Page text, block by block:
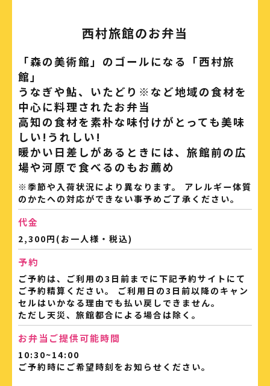
西村旅館のお弁当
「森の美術館」のゴールになる「西村旅
館」
うなぎや鮎、いたどり※など地域の食材を
中心に料理されたお弁当
高知の食材を素朴な味付けがとっても美味
しい!うれしい!
暖かい日差しがあるときには、旅館前の広
場や河原で食べるのもお薦め
※季節や入荷状況により異なります。 アレルギー体質
のかたへの対応ができない事予めご了承ください。
代金
2,300円(お一人様・税込)
予約
ご予約は、ご利用の3日前までに下記予約サイトにて
ご予約精算ください。 ご利用日の3日前以降のキャン
セルはいかなる理由でも払い戻しできません。
ただし天災、旅館都合による場合は除く。
お弁当ご提供可能時間
10:30~14:00
ご予約時にご希望時刻をお知らせください。